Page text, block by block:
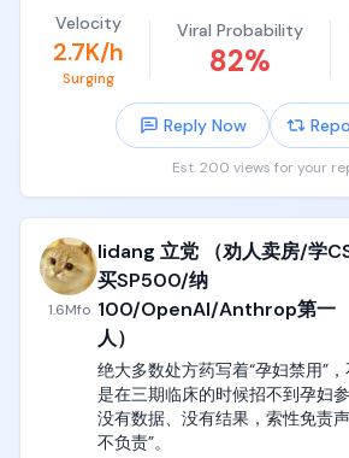
星链和星舰的协同效应也很亮眼
美元，调整后EBITDA达26亿美元
万，同比翻了一倍，预计未来年化
300亿美元，是名副其实的现金
署了V3卫星，单次发射能增加60
宽，是V2版本的20倍以上，直接
机和车载特斯拉网络打下基础。
Airtable估值缩水90%，被意大
Airtable巅峰估值曾高达117亿美元
元(扣除现金后净收购价约12.8亿)
头Bending Spoons买走，此前公
务(HyperAgent)独立拆分出去了。
嘉宾们拆解了这个失败案例的两个
一是销售模式错配，公司本来是
增速20%，但因为董事会顶着110
要求加装传统销售团队，结果只
成了业绩指标，成本却居高不下。
结算的整个过程，完整地分享给大
商业合作的背后
先简单解释一下，博主为什么能
中介再去寻找合适的博主，博主
发布到平台，最后完成结算。
我目前大部分的收入，都来自小红
如果想在小红书接商单，第一步
英」。
以我当时开通时的规则为例，粉
Velocity
2.7K/h
Surging
Viral Probability
82%
Reply Now
Est. 200 views for your
1.6Mfo
lidang 立党 （劝人卖房/学
买SP500/纳
100/OpenAI/Anthrop第一
人）
绝大多数处方药写着“孕妇禁用”
是在三期临床的时候招不到孕妇
没有数据、没有结果，索性免责
不负责”。